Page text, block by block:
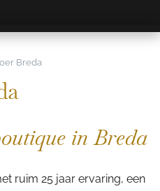
Breda
in Breda
ruim 25 jaar ervaring, een